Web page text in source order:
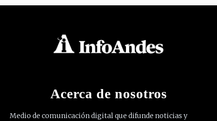
Acerca de nosotros
Medio de comunicación digital que difunde noticias y